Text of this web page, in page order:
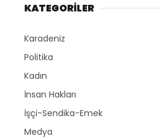
KATEGORİLER
Karadeniz
Politika
Kadın
İnsan Hakları
İşçi-Sendika-Emek
Medya